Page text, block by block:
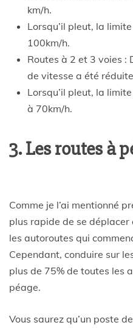
km/h.
Lorsqu’il pleut, la
100km/h.
Routes à 2 et 3 voies
de vitesse a été
Lorsqu’il pleut, la
à 70km/h.
3. Les routes à
Comme je l’ai mentionné
plus rapide de se
les autoroutes qui
Cependant, conduire sur
plus de 75% de toutes les
péage.
Vous saurez qu’un poste